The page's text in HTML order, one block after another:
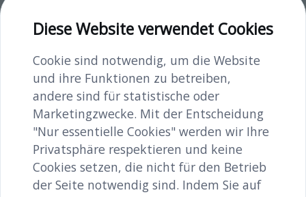
image/jpeg 4724x3150
1.9 MB
Herunterladen
Bild in voller Größe anzeigen…
Diese Website verwendet Cookies
Cookie sind notwendig, um die Website
und ihre Funktionen zu betreiben,
andere sind für statistische oder
Marketingzwecke. Mit der Entscheidung
"Nur essentielle Cookies" werden wir Ihre
Privatsphäre respektieren und keine
Cookies setzen, die nicht für den Betrieb
der Seite notwendig sind. Indem Sie auf